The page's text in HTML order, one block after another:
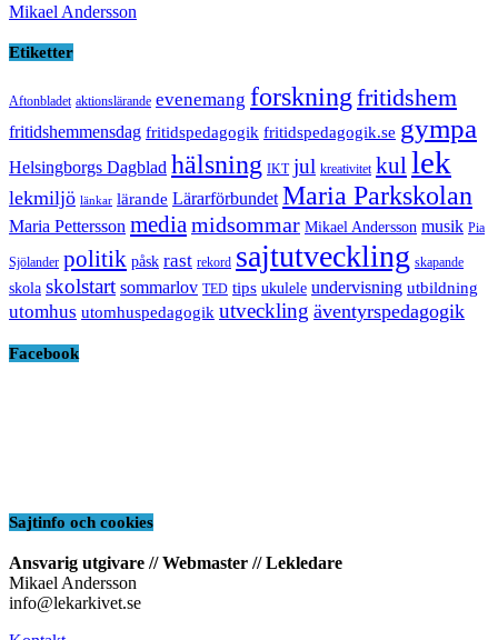
Mikael Andersson
Etiketter
Aftonbladet aktionslärande evenemang forskning fritidshem
fritidshemmensdag fritidspedagogik fritidspedagogik.se gympa
Helsingborgs Dagblad hälsning IKT jul kreativitet kul lek
lekmiljö länkar lärande Lärarförbundet Maria Parkskolan
Maria Pettersson media midsommar Mikael Andersson musik Pia
Sjölander politik påsk rast rekord sajtutveckling skapande
skola skolstart sommarlov TED tips ukulele undervisning utbildning
utomhus utomhuspedagogik utveckling äventyrspedagogik
Facebook
Sajtinfo och cookies
Ansvarig utgivare // Webmaster // Lekledare
Mikael Andersson
info@lekarkivet.se